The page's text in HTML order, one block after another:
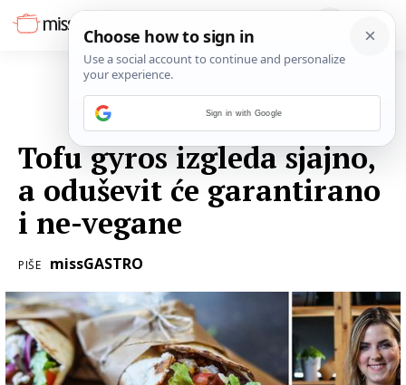
Tofu gyros izgleda sjajno,
a oduševit će garantirano
i ne-vegane
PIŠE missGASTRO
Sign in with Google